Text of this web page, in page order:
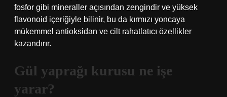
fosfor gibi mineraller açısından zengindir ve yüksek
flavonoid içeriğiyle bilinir, bu da kırmızı yoncaya
mükemmel antioksidan ve cilt rahatlatıcı özellikler
kazandırır.
Gül yaprağı kurusu ne işe
yarar?